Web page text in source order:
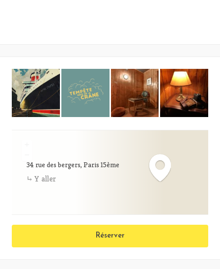
34 rue des bergers, Paris 15ème
Y aller
Réserver